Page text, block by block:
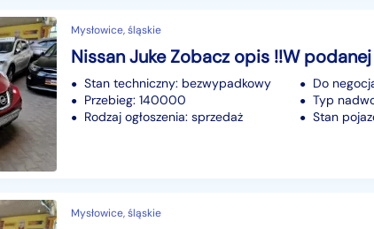
Mysłowice, śląskie
Stan techniczny: bezwypadkowy
Przebieg: 140000
Rodzaj ogłoszenia: sprzedaż
Do
Typ
Stan
Mysłowice, śląskie